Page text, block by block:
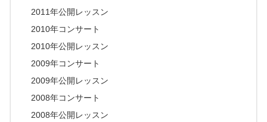
2011年公開レッスン
2010年コンサート
2010年公開レッスン
2009年コンサート
2009年公開レッスン
2008年コンサート
2008年公開レッスン